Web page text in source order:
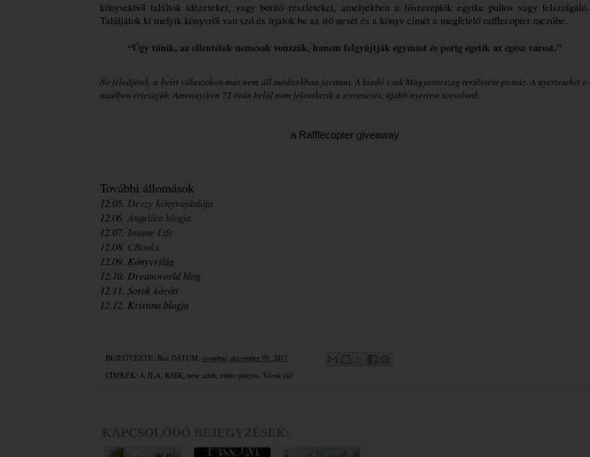
könyvekből találtok idézeteket, vagy borító részleteket, amelyekben a főszereplők egyike pultos vagy felszolgáló.
Találjátok ki melyik könyvről van szó és írjátok be az író nevét és a könyv címét a megfelelő rafflecopter mezőbe.
“Úgy tűnik, az ellentétek nemcsak vonzzák, hanem felgyújtják egymást és porig égetik az egész várost.”
Ne feledjétek, a beírt válaszokon már nem áll módunkban javítani. A kiadó csak Magyarország területére postáz. A nyerteseket e-
mailben értesítjük. Amennyiben 72 órán belül nem jelentkezik a szerencsés, újabb nyertest sorsolunk.
a Rafflecopter giveaway
További állomások
12.05. Deszy könyvajánlója
12.06. Angelika blogja
12.07. Insane Life
12.08. CBooks
12.09. Könyvvilág
12.10. Dreamworld blog
12.11. Sorok között
12.12. Kristina blogja
BEJEGYEZTE: Bea DÁTUM: szombat, december 09, 2017
CÍMKÉK: 4, JLA, KMK, new adult, rubin pöttyös, Várok rád